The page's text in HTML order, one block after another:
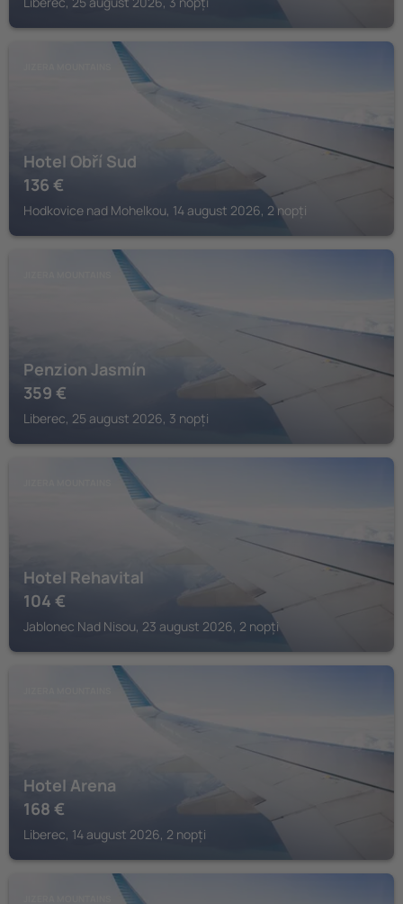
Hotel Obří Sud
136 €
Hodkovice nad Mohelkou, 14 august 2026, 2 nopți
Penzion Jasmín
359 €
Liberec, 25 august 2026, 3 nopți
Hotel Rehavital
104 €
Jablonec Nad Nisou, 23 august 2026, 2 nopți
Hotel Arena
168 €
Liberec, 14 august 2026, 2 nopți